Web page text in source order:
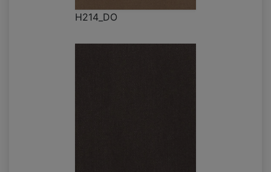
H214_DO